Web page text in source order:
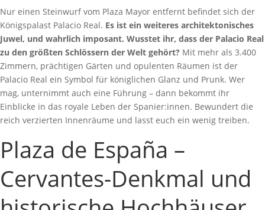
Nur einen Steinwurf vom Plaza Mayor entfernt befindet sich der
Königspalast Palacio Real. Es ist ein weiteres architektonisches
Juwel, und wahrlich imposant. Wusstet ihr, dass der Palacio Real
zu den größten Schlössern der Welt gehört? Mit mehr als 3.400
Zimmern, prächtigen Gärten und opulenten Räumen ist der
Palacio Real ein Symbol für königlichen Glanz und Prunk. Wer
mag, unternimmt auch eine Führung – dann bekommt ihr
Einblicke in das royale Leben der Spanier:innen. Bewundert die
reich verzierten Innenräume und lasst euch ein wenig treiben.
Plaza de España –
Cervantes-Denkmal und